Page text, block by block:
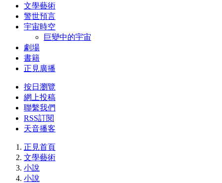
文學藝術
警世預言
宇宙時空
巨變中的宇宙
劇場
書籍
正見廣播
按日瀏覽
網上投稿
聯繫我們
RSS訂閱
天音播客
正見首頁
文學藝術
小說
小說